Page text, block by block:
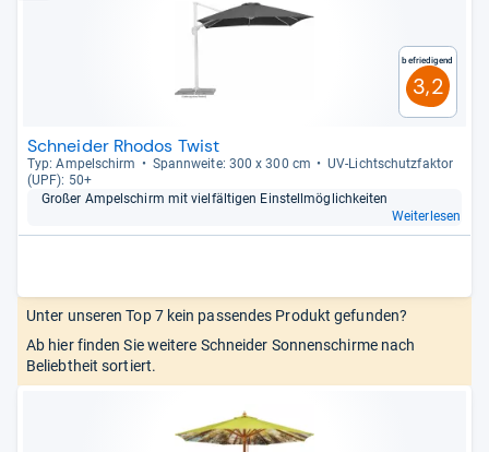
Befriedigend
3,2
Schneider Rhodos Twist
Typ: Ampel­schirm Spann­weite: 300 x 300 cm
UV-​Licht­schutz­fak­tor
(UPF): 50+
Großer Ampel­schirm mit viel­fäl­ti­gen Ein­stell­mög­lich­kei­ten
Weiterlesen
Unter unseren Top 7 kein passendes Produkt gefunden?
Ab hier finden Sie weitere Schneider Sonnenschirme nach
Beliebtheit sortiert.